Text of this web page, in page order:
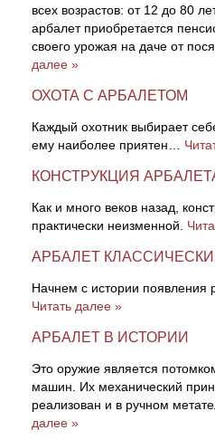
всех возрастов: от 12 до 80
арбалет приобретается
своего урожая на даче от
далее »
ОХОТА С АРБАЛЕТОМ
Каждый охотник выбирает
ему наиболее приятен…
КОНСТРУКЦИЯ
Как и много веков назад,
практически неизменной.
АРБАЛЕТ
Начнем с истории появления
Читать далее »
АРБАЛЕТ В ИСТОРИИ
Это оружие является
машин. Их механический
реализован и в ручном
далее »